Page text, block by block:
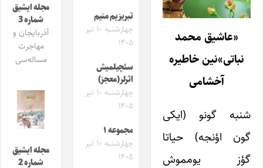
«عاشیق محمد
نباتی»نین خاطیره
آخشامی
شنبه گونو (ایکی
گون اؤنجه) حیاتا
گؤز یومموش
تبریزیم منیم
چهارشنبه ۱۰ تیر
۱۴۰۵
سئچیلمیش
اثرلر(معجز)
چهارشنبه ۱۰ تیر
۱۴۰۵
مجموعه ۱
چهارشنبه ۱۰ تیر
۱۴۰۵
مجله ایشیق
شماره 3
آذربایجان و
مهاجرت
مساله‌سی
مجله ایشیق
شماره 2